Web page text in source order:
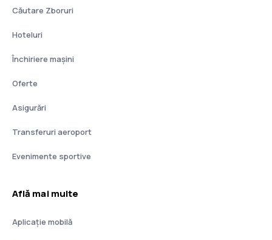
Căutare Zboruri
Hoteluri
Închiriere mașini
Oferte
Asigurări
Transferuri aeroport
Evenimente sportive
Află mai multe
Aplicație mobilă